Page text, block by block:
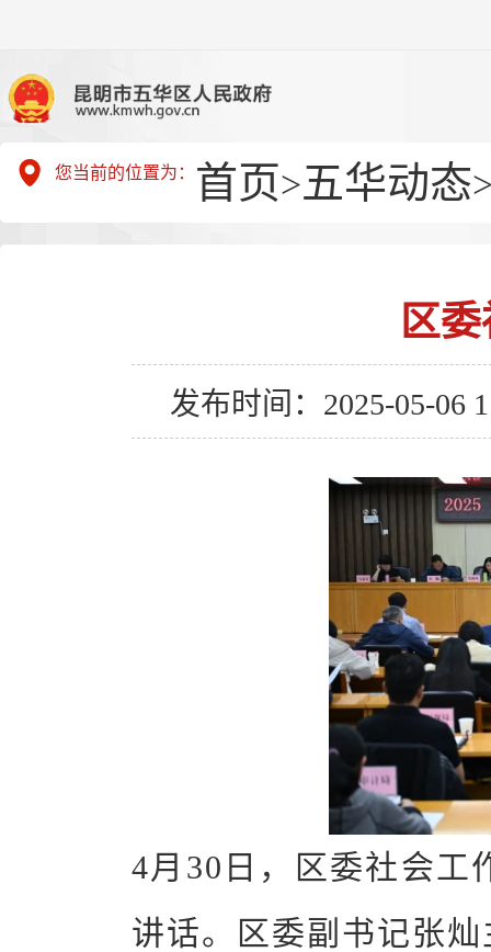
您当前的位置为： 首页>五华动态
区
发布时间：2025-05-06
4月30日，区委社会工
讲话。区委副书记张